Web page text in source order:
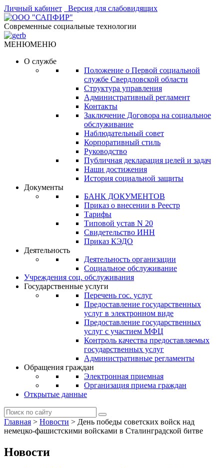
Личный кабинет Версия для слабовидящих
Современные социальные технологии
МЕНЮМЕНЮ
О службе
Положение о Первой социальной
службе Свердловской области
Структура управления
Административный регламент
Контакты
Заключение Договора на социальное
обслуживание
Наблюдательный совет
Корпоративный стиль
Руководство
Публичная декларация целей и задач
Наши достижения
История социальной защиты
Документы
БАНК ДОКУМЕНТОВ
Приказ о внесении в Реестр
Тарифы
Типовой устав N 20
Свидетельство ИНН
Приказ КЭДО
Деятельность
Деятельность организации
Социальное обслуживание
Учреждения соц. обслуживания
Государственные услуги
Перечень гос. услуг
Предоставление государственных
услуг в электронном виде
Предоставление государственных
услуг с участием МФЦ
Контроль качества предоставляемых
государственных услуг
Административные регламенты
Обращения граждан
Электронная приемная
Организация приема граждан
Открытые данные
Главная > Новости > День победы советских войск над
немецко-фашистскими войсками в Сталинградской битве
Новости